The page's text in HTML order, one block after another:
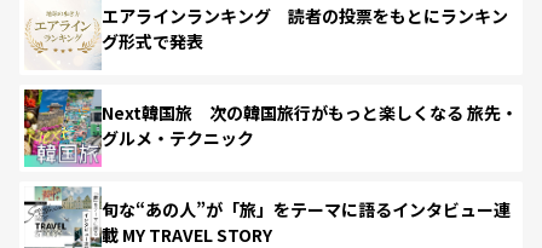
エアラインランキング 読者の投票をもとにランキン
グ形式で発表
Next韓国旅 次の韓国旅行がもっと楽しくなる 旅先・
グルメ・テクニック
旬な“あの人”が「旅」をテーマに語るインタビュー連
載 MY TRAVEL STORY